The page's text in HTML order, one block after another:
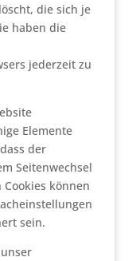
die sich je
haben die
jederzeit zu
Elemente
der
Seitenwechsel
können
sein.